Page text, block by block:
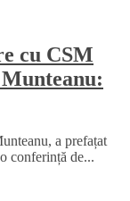
cu CSM
a prefațat
conferință de...